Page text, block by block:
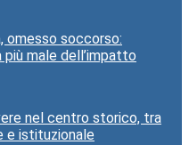
omesso soccorso:
più male dell’impatto
nel centro storico, tra
e istituzionale